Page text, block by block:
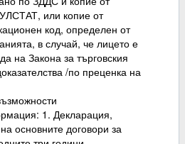
или копие от
код, определен от
в случай, че лицето е
на Закона за търговския
/по преценка на
1. Декларация,
основните договори за